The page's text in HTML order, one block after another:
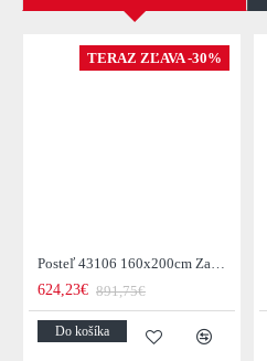
TERAZ ZĽAVA -30%
Posteľ 43106 160x200cm Zamat Champagne
624,23€ 891,75€
Do košíka